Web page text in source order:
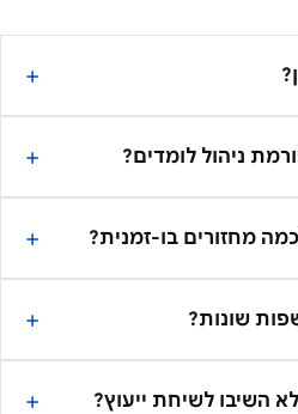
ניהול לומדים?
מחזורים בו-זמנית?
השיבו לשיחת ייעוץ?